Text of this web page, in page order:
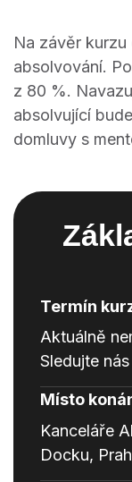
Na závěr
absolvování.
z 80 %.
absolvující
domluvy s
Termín
Aktuálně
Sledujte nás
Místo
Kanceláře
Docku,